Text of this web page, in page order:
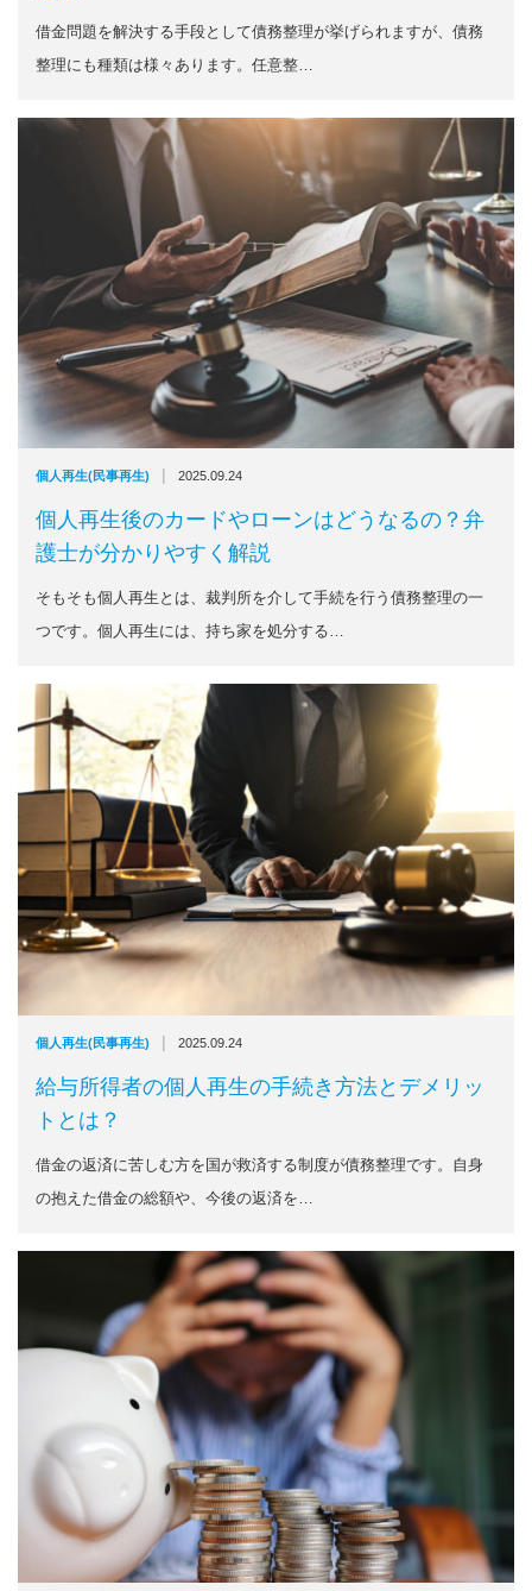
借金問題を解決する手段として債務整理が挙げられますが、債務
整理にも種類は様々あります。任意整…
個人再生(民事再生) | 2025.09.24
個人再生後のカードやローンはどうなるの？弁
護士が分かりやすく解説
そもそも個人再生とは、裁判所を介して手続を行う債務整理の一
つです。個人再生には、持ち家を処分する…
個人再生(民事再生) | 2025.09.24
給与所得者の個人再生の手続き方法とデメリッ
トとは？
借金の返済に苦しむ方を国が救済する制度が債務整理です。自身
の抱えた借金の総額や、今後の返済を…